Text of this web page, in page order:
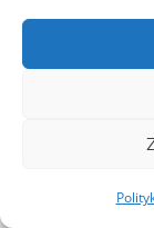
COVASNA